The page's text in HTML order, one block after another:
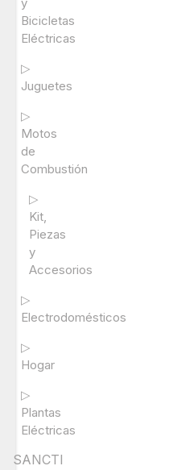
Bicicletas
Eléctricas
▷
Juguetes
▷
Motos
de
Combustión
▷
Kit,
Piezas
y
Accesorios
▷
Electrodomésticos
▷
Hogar
▷
Plantas
Eléctricas
SANCTI